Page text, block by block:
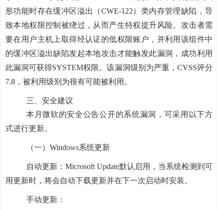
形功能时存在缓冲区溢出（CWE-122）类内存管理缺陷，导
致本地权限控制被绕过，从而产生特权提升风险。攻击者需
要在用户主机上取得经认证的低权限账户，并利用该组件中
的缓冲区溢出缺陷发起本地攻击才能触发此漏洞，成功利用
此漏洞可获得SYSTEM权限。该漏洞级别为严重，CVSS评分
7.8，被利用级别为很有可能被利用。
三、安全建议
本月微软的安全公告公开的系统漏洞，可采用以下方
式进行更新。
（一） Windows系统更新
自动更新： Microsoft Update默认启用，当系统检测到可
用更新时，将会自动下载更新并在下一次启动时安装。
手动更新：